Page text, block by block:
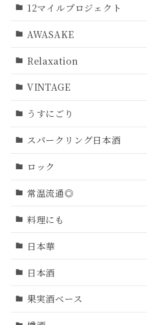
12マイルプロジェクト
AWASAKE
Relaxation
VINTAGE
うすにごり
スパークリング日本酒
ロック
常温流通◎
料理にも
日本華
日本酒
果実酒ベース